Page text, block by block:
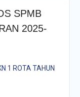
SPMB
2025-
1 ROTA TAHUN